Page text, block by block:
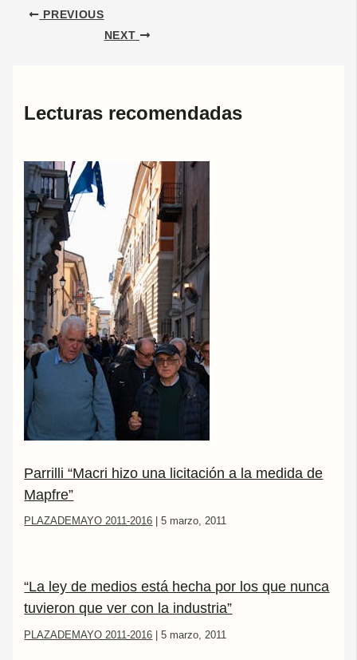
PREVIOUS
NEXT
Lecturas recomendadas
Parrilli “Macri hizo una licitación a la medida de
Mapfre”
PLAZADEMAYO 2011-2016 |5 marzo, 2011
“La ley de medios está hecha por los que nunca
tuvieron que ver con la industria”
PLAZADEMAYO 2011-2016 |5 marzo, 2011